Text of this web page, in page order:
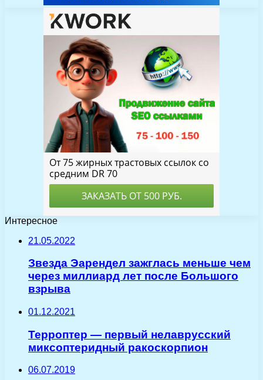
Интересное
21.05.2022
Звезда Эарендел зажглась меньше чем
через миллиард лет после Большого
взрыва
01.12.2021
Терроптер — первый нелаврусский
миксоптеридный ракоскорпион
06.07.2019